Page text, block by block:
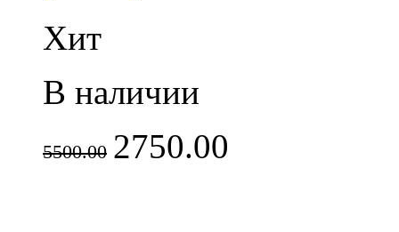
Хит
В наличии
5500.00 2750.00